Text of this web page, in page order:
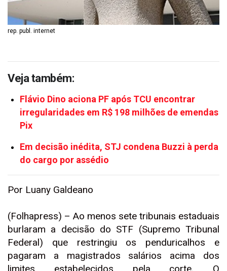
rep. publ. internet
Veja também:
Flávio Dino aciona PF após TCU encontrar
irregularidades em R$ 198 milhões de emendas
Pix
Em decisão inédita, STJ condena Buzzi à perda
do cargo por assédio
Por Luany Galdeano
(Folhapress) – Ao menos sete tribunais estaduais
burlaram a decisão do STF (Supremo Tribunal
Federal) que restringiu os penduricalhos e
pagaram a magistrados salários acima dos